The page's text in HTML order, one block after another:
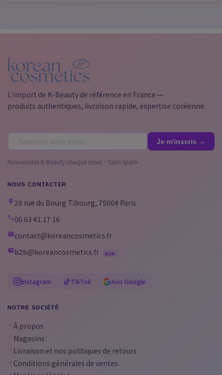
L'import de K-Beauty de référence en France —
produits authentiques, livraison rapide, expertise coréenne.
Nouveautés K-Beauty chaque mois · Sans spam
NOUS CONTACTER
28 rue du Bourg Tibourg, 75004 Paris
06 63 41 17 16
contact@koreancosmetics.fr
b2b@koreancosmetics.fr
B2B
Instagram TikTok Avis Google
NOTRE SOCIÉTÉ
À propos
Magasins
Livraison et nos politiques de retours
Conditions générales de ventes